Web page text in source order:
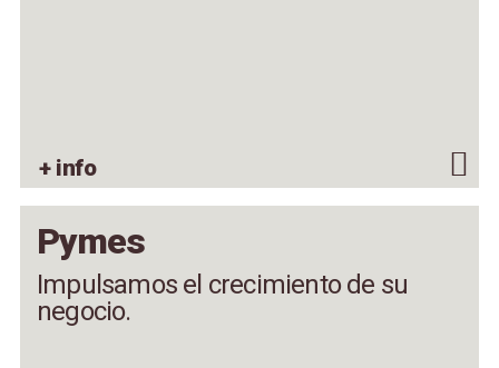
+ info
Pymes
Impulsamos el crecimiento de su
negocio.